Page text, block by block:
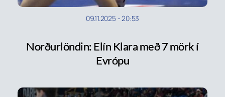
09.11.2025-20:53
Norðurlöndin: Elín Klara með 7 mörk í
Evrópu